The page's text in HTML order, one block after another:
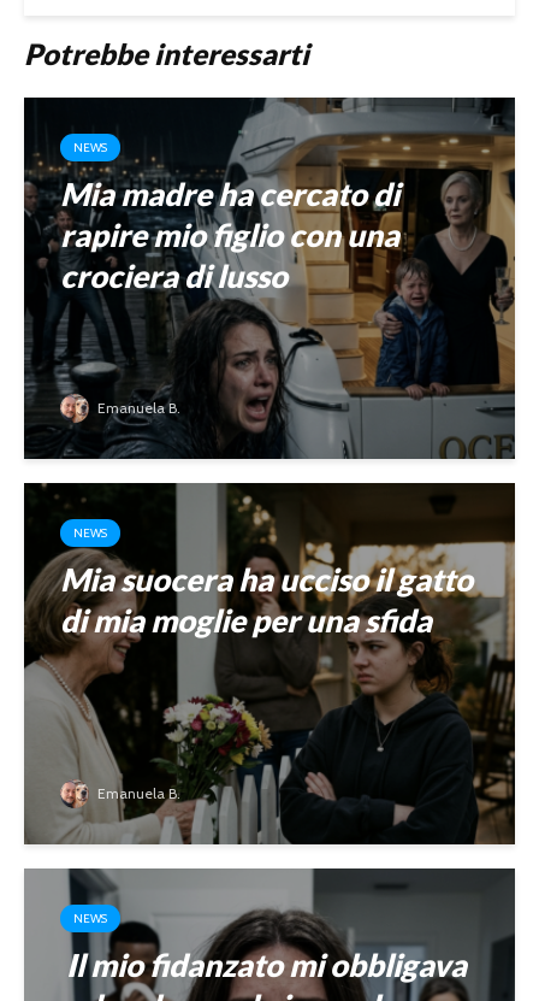
Potrebbe interessarti
NEWS
Mia madre ha cercato di
rapire mio figlio con una
crociera di lusso
Emanuela B.
NEWS
Mia suocera ha ucciso il gatto
di mia moglie per una sfida
Emanuela B.
NEWS
Il mio fidanzato mi obbligava